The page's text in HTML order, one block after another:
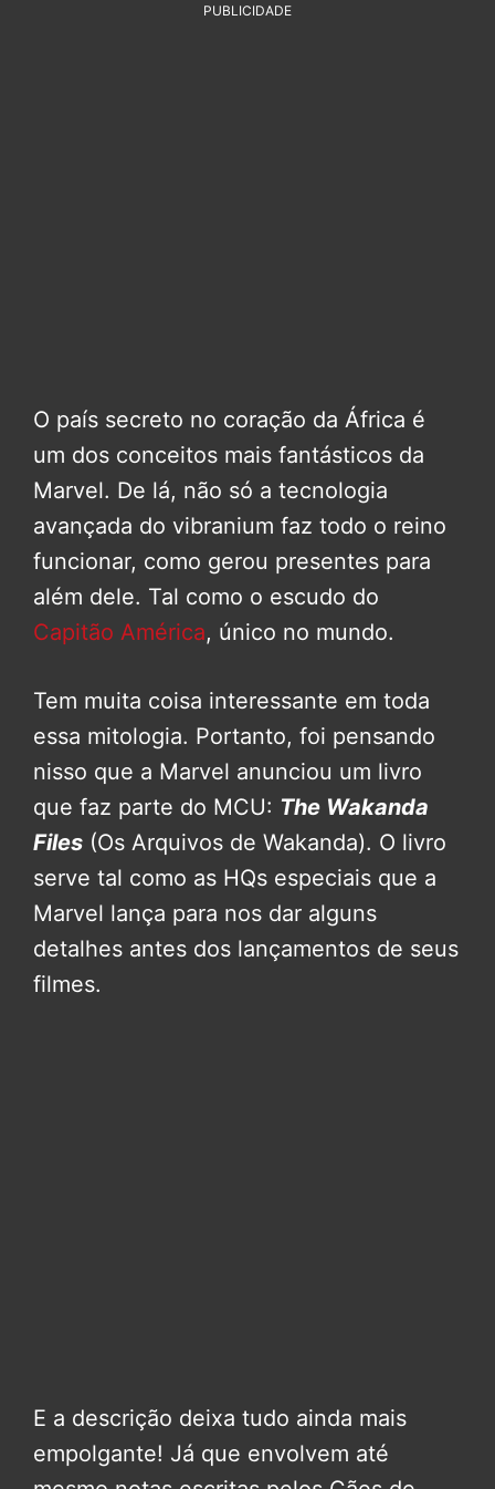
PUBLICIDADE
O país secreto no coração da África é
um dos conceitos mais fantásticos da
Marvel. De lá, não só a tecnologia
avançada do vibranium faz todo o reino
funcionar, como gerou presentes para
além dele. Tal como o escudo do
Capitão América, único no mundo.
Tem muita coisa interessante em toda
essa mitologia. Portanto, foi pensando
nisso que a Marvel anunciou um livro
que faz parte do MCU: The Wakanda
Files (Os Arquivos de Wakanda). O livro
serve tal como as HQs especiais que a
Marvel lança para nos dar alguns
detalhes antes dos lançamentos de seus
filmes.
E a descrição deixa tudo ainda mais
empolgante! Já que envolvem até